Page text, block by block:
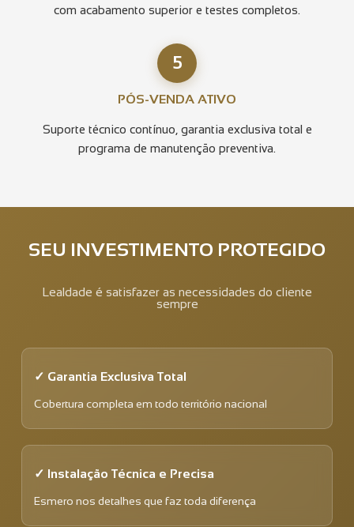
com acabamento superior e testes completos.
5
PÓS-VENDA ATIVO
Suporte técnico contínuo, garantia exclusiva total e
programa de manutenção preventiva.
SEU INVESTIMENTO PROTEGIDO
Lealdade é satisfazer as necessidades do cliente
sempre
✓ Garantia Exclusiva Total
Cobertura completa em todo território nacional
✓ Instalação Técnica e Precisa
Esmero nos detalhes que faz toda diferença